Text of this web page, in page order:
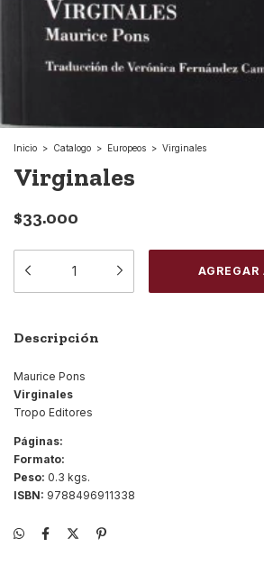
Inicio > Catalogo > Europeos > Virginales
Virginales
$33.000
Descripción
Maurice Pons
Virginales
Tropo Editores
Páginas:
Formato:
Peso: 0.3 kgs.
ISBN: 9788496911338